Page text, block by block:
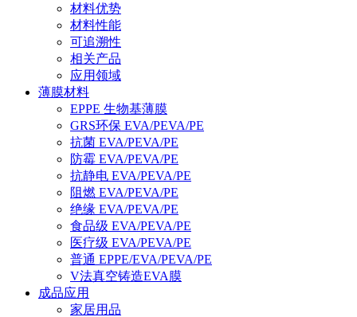
材料优势
材料性能
可追溯性
相关产品
应用领域
薄膜材料
EPPE 生物基薄膜
GRS环保 EVA/PEVA/PE
抗菌 EVA/PEVA/PE
防霉 EVA/PEVA/PE
抗静电 EVA/PEVA/PE
阻燃 EVA/PEVA/PE
绝缘 EVA/PEVA/PE
食品级 EVA/PEVA/PE
医疗级 EVA/PEVA/PE
普通 EPPE/EVA/PEVA/PE
V法真空铸造EVA膜
成品应用
家居用品